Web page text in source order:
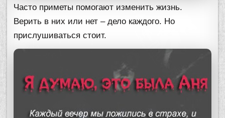
Часто приметы помогают изменить жизнь.
Верить в них или нет – дело каждого. Но
прислушиваться стоит.